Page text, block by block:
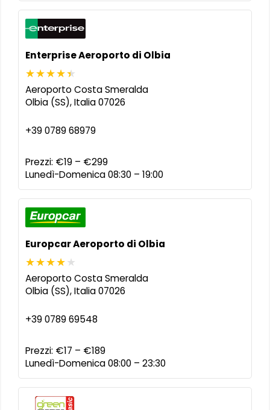
Enterprise Aeroporto di Olbia
Aeroporto Costa Smeralda
Olbia (SS),Italia 07026
+39 0789 68979
Prezzi: €19 – €299
Lunedì-Domenica 08:30 – 19:00
Europcar Aeroporto di Olbia
Aeroporto Costa Smeralda
Olbia (SS),Italia 07026
+39 0789 69548
Prezzi: €17 – €189
Lunedì-Domenica 08:00 – 23:30